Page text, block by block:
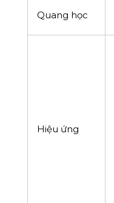
Quang học
Hiệu ứng